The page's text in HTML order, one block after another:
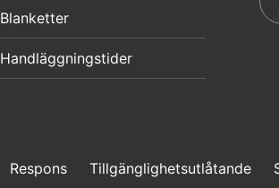
Blanketter
Handläggningstider
Respons Tillgänglighetsutlåtande